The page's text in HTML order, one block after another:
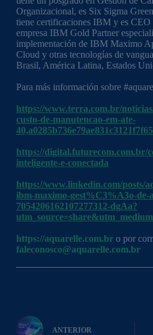
Organizacional, es Six Sigma
tiene certificaciones IBM y es CEO
empresa IBM Gold Partner
implementación de IBM Maximo
Cloud y otras tecnologías de
Brasil, América Latina, Estados
Para más información sobre
https://www.terra.com.br/
custo-de-manutencao-em-ate-
https://digital.futurecom.com.br/
inteligente-e-conectada
https://www.linkedin.com/posts/
ibm-maximo-gest%C3%A3o-de-
7054206162107277312-dgAa?
https://aquarelle.com.bro por
faleconosco@aquarelle.com.br
ANTERIOR